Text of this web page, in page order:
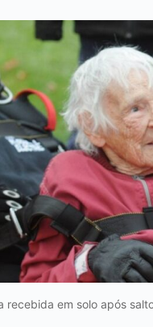
recebida em solo após